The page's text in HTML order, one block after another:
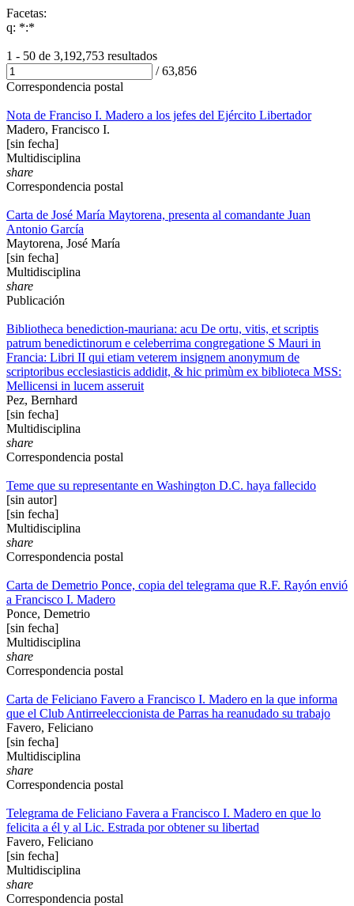
Facetas:
q: *:*
1 - 50 de 3,192,753 resultados
/63,856
Correspondencia postal
Nota de Franciso I. Madero a los jefes del Ejército Libertador
Madero, Francisco I.
[sin fecha]
Multidisciplina
share
Correspondencia postal
Carta de José María Maytorena, presenta al comandante Juan
Antonio García
Maytorena, José María
[sin fecha]
Multidisciplina
share
Publicación
Bibliotheca benediction-mauriana: acu De ortu, vitis, et scriptis
patrum benedictinorum e celeberrima congregatione S Mauri in
Francia: Libri II qui etiam veterem insignem anonymum de
scriptoribus ecclesiasticis addidit, & hic primùm ex biblioteca MSS:
Mellicensi in lucem asseruit
Pez, Bernhard
[sin fecha]
Multidisciplina
share
Correspondencia postal
Teme que su representante en Washington D.C. haya fallecido
[sin autor]
[sin fecha]
Multidisciplina
share
Correspondencia postal
Carta de Demetrio Ponce, copia del telegrama que R.F. Rayón envió
a Francisco I. Madero
Ponce, Demetrio
[sin fecha]
Multidisciplina
share
Correspondencia postal
Carta de Feliciano Favero a Francisco I. Madero en la que informa
que el Club Antirreeleccionista de Parras ha reanudado su trabajo
Favero, Feliciano
[sin fecha]
Multidisciplina
share
Correspondencia postal
Telegrama de Feliciano Favera a Francisco I. Madero en que lo
felicita a él y al Lic. Estrada por obtener su libertad
Favero, Feliciano
[sin fecha]
Multidisciplina
share
Correspondencia postal